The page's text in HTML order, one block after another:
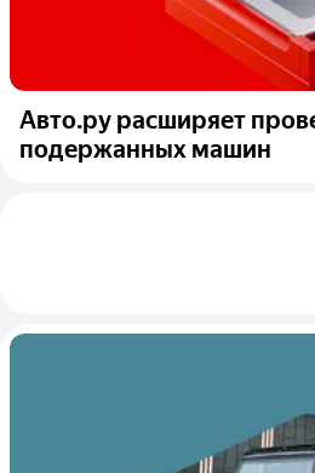
Авто.ру расширяет
подержанных машин